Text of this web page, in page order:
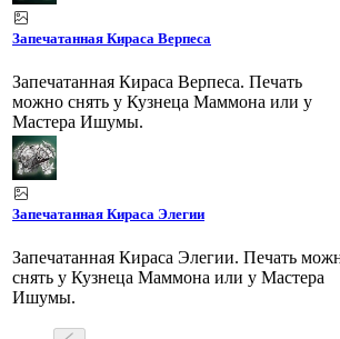
Запечатанная Кираса Верпеса
Запечатанная Кираса Верпеса. Печать
можно снять у Кузнеца Маммона или у
Мастера Ишумы.
Запечатанная Кираса Элегии
Запечатанная Кираса Элегии. Печать
снять у Кузнеца Маммона или у Мастера
Ишумы.